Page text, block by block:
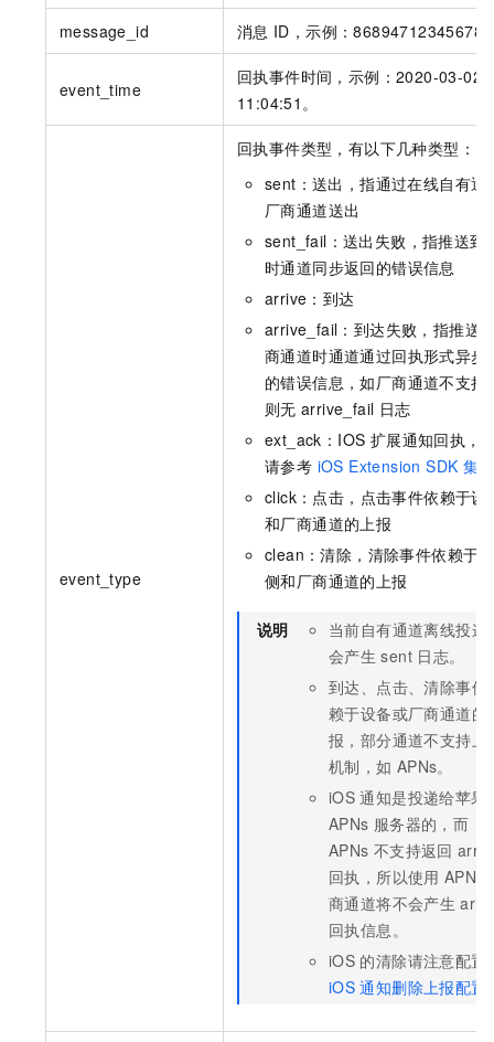
message_id 消息 ID，示例：
event_time
回执事件时间，示例：2020-03-02
11:04:51。
event_type
回执事件类型，有以下几种类型：
sent：送出，指通过在线自有通
厂商通道送出
sent_fail：送出失败，指推送到
时通道同步返回的错误信息
arrive：到达
arrive_fail：到达失败，指推送
商通道时通道通过回执形式异步
的错误信息，如厂商通道不支持
则无 arrive_fail 日志
ext_ack：IOS 扩展通知回执，
请参考 iOS Extension SDK 集成
click：点击，点击事件依赖于设
和厂商通道的上报
clean：清除，清除事件依赖于
侧和厂商通道的上报
说明
当前自有通道离线投递
会产生 sent 日志。
到达、点击、清除事件
赖于设备或厂商通道的
报，部分通道不支持上
机制，如 APNs。
iOS 通知是投递给苹果
APNs 服务器的，而
APNs 不支持返回
回执，所以使用 APNs
商通道将不会产生
回执信息。
iOS 的清除请注意配置
iOS 通知删除上报配置